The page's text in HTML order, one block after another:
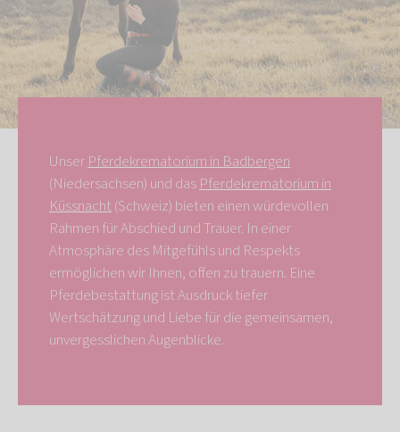
Unser Pferdekrematorium in Badbergen
(Niedersachsen) und das Pferdekrematorium in
Küssnacht (Schweiz) bieten einen würdevollen
Rahmen für Abschied und Trauer. In einer
Atmosphäre des Mitgefühls und Respekts
ermöglichen wir Ihnen, offen zu trauern. Eine
Pferdebestattung ist Ausdruck tiefer
Wertschätzung und Liebe für die gemeinsamen,
unvergesslichen Augenblicke.